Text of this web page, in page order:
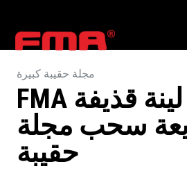
مجلة حقيبة كبيرة
FMA العقرب لينة قذيفة
سحب مجلة
حقيبة